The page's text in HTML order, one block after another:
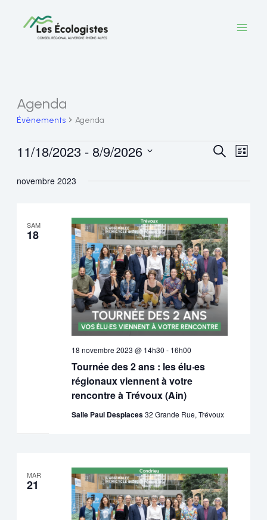
Agenda
Évènements Agenda
Évènements
Recherche
vues
Évènements
Recherche
Liste
11/18/2023 - 8/9/2026
novembre 2023
SAM
18
Tournée des 2 ans : les élu·es
régionaux viennent à votre
rencontre à Trévoux (Ain)
18 novembre 2023 @ 14h30 - 16h00
Salle Paul Desplaces32 Grande Rue, Trévoux
MAR
21